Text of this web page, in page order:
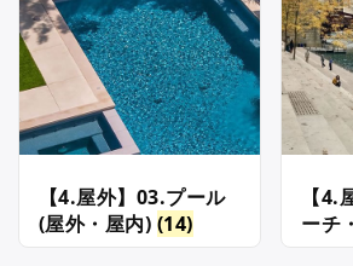
【4.屋外】03.プール
(屋外・屋内) (14)
【
ーチ